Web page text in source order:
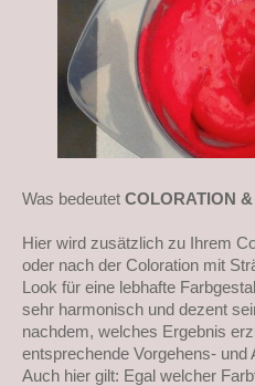
Was bedeutet COLORATION
Hier wird zusätzlich zu Ihrem
oder nach der Coloration mit
Look für eine lebhafte
sehr harmonisch und dezent
nachdem, welches Ergebnis
entsprechende Vorgehens- und
Auch hier gilt: Egal welcher